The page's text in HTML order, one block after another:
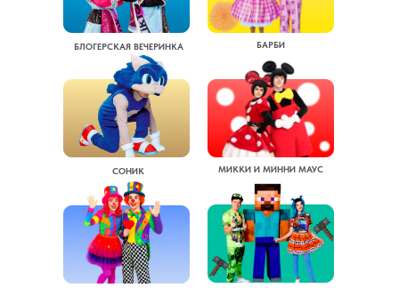
МИККИ И МИННИ МАУС
БАРБИ
БЛОГЕРСКАЯ ВЕЧЕРИНКА
СОНИК